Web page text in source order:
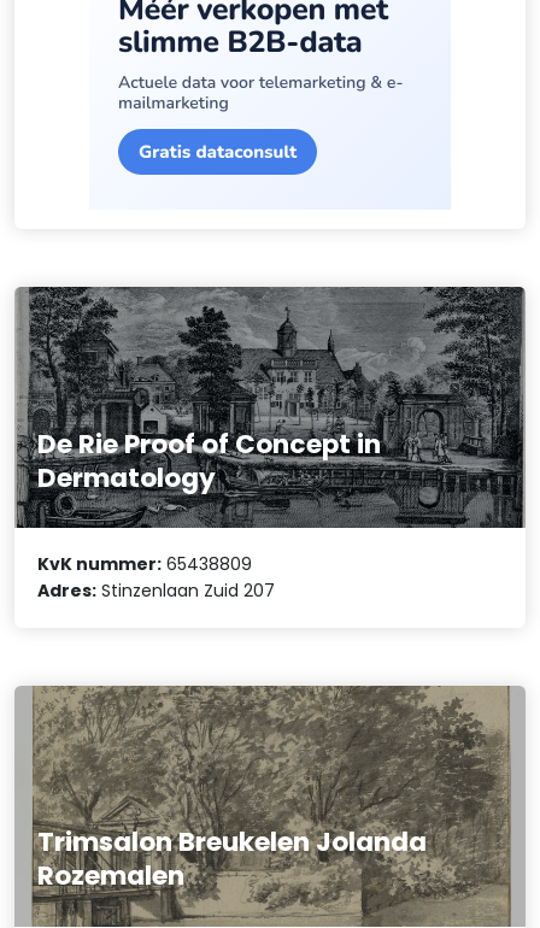
De Rie Proof of Concept in
Dermatology
KvK nummer: 65438809
Adres: Stinzenlaan Zuid 207
Trimsalon Breukelen Jolanda
Rozemalen